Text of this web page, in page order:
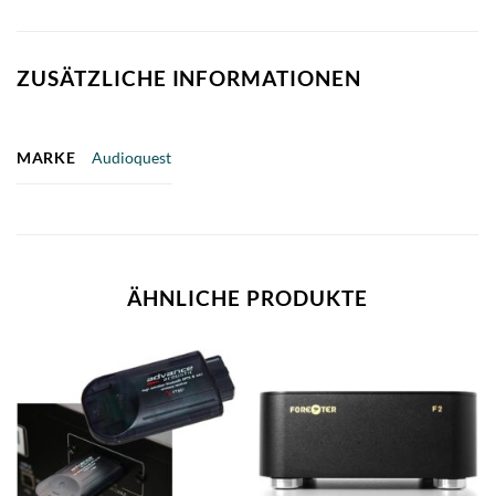
ZUSÄTZLICHE INFORMATIONEN
MARKE Audioquest
ÄHNLICHE PRODUKTE